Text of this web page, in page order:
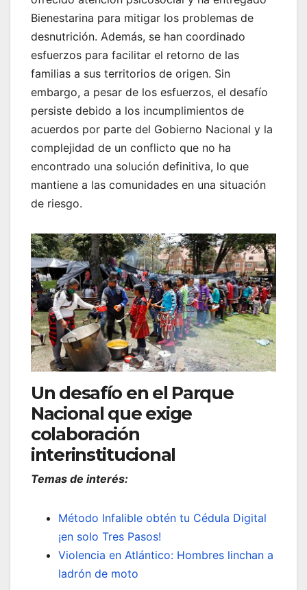
Bienestarina para mitigar los problemas de
desnutrición. Además, se han coordinado
esfuerzos para facilitar el retorno de las
familias a sus territorios de origen. Sin
embargo, a pesar de los esfuerzos, el desafío
persiste debido a los incumplimientos de
acuerdos por parte del Gobierno Nacional y la
complejidad de un conflicto que no ha
encontrado una solución definitiva, lo que
mantiene a las comunidades en una situación
de riesgo.
Un desafío en el Parque
Nacional que exige
colaboración
interinstitucional
Temas de interés:
Método Infalible obtén tu Cédula Digital
¡en solo Tres Pasos!
Violencia en Atlántico: Hombres linchan a
ladrón de moto